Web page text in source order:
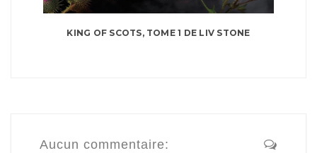
KING OF SCOTS, TOME 1 DE LIV STONE
Aucun commentaire: